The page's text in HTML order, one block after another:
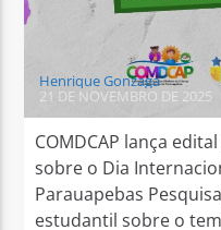
Arara Azul
Henrique Gonzaga
21 DE NOVEMBRO DE 2025
COMDCAP lança
sobre o Dia
Parauapebas
estudantil sobre o